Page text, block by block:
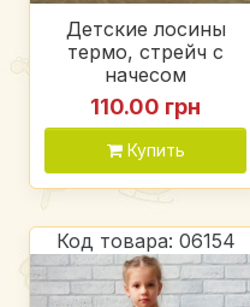
Детские лосины
термо, стрейч с
начесом
110.00 грн
Купить
Код товара: 06154